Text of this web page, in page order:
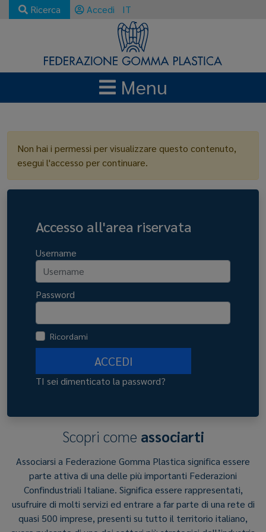
Ricerca Accedi IT
Menu
Non hai i permessi per visualizzare questo contenuto,
esegui l'accesso per continuare.
Accesso all'area riservata
Username
Password
Ricordami
ACCEDI
TI sei dimenticato la password?
Scopri come associarti
Associarsi a Federazione Gomma Plastica significa essere
parte attiva di una delle più importanti Federazioni
Confindustriali Italiane. Significa essere rappresentati,
usufruire di molti servizi ed entrare a far parte di una rete di
quasi 500 imprese, presenti su tutto il territorio italiano,